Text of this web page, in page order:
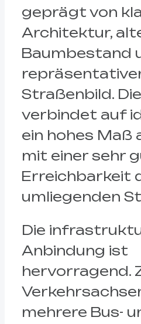
geprägt von
Architektur,
Baumbestand
Straßenbild.
verbindet auf
ein hohes Maß
mit einer sehr
Erreichbarkeit
umliegenden
Die
Anbindung ist
hervorragend.
mehrere Bus-